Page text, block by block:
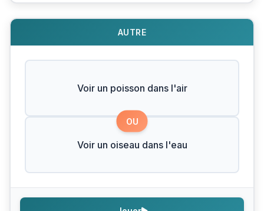
AUTRE
Voir un poisson dans l'air
OU
Voir un oiseau dans l'eau